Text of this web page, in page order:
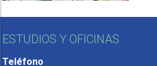
ESTUDIOS Y OFICINAS
Teléfono